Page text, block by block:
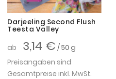
Darjeeling Second Flush
Teesta Valley
ab
3,14 € / 50 g
Preisangaben sind
Gesamtpreise inkl. MwSt.